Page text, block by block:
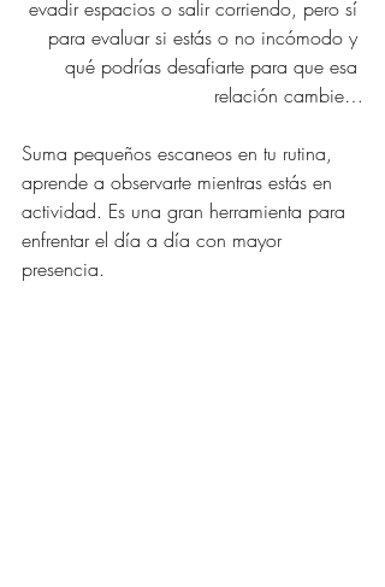
evadir espacios o salir corriendo, pero sí
para evaluar si estás o no incómodo y
qué podrías desafiarte para que esa
relación cambie…
Suma pequeños escaneos en tu rutina,
aprende a observarte mientras estás en
actividad. Es una gran herramienta para
enfrentar el día a día con mayor
presencia.